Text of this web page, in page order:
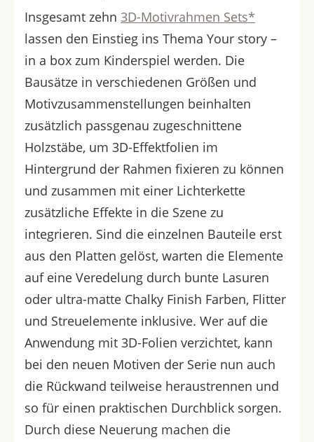
Insgesamt zehn 3D-Motivrahmen Sets*
lassen den Einstieg ins Thema Your story –
in a box zum Kinderspiel werden. Die
Bausätze in verschiedenen Größen und
Motivzusammenstellungen beinhalten
zusätzlich passgenau zugeschnittene
Holzstäbe, um 3D-Effektfolien im
Hintergrund der Rahmen fixieren zu können
und zusammen mit einer Lichterkette
zusätzliche Effekte in die Szene zu
integrieren. Sind die einzelnen Bauteile erst
aus den Platten gelöst, warten die Elemente
auf eine Veredelung durch bunte Lasuren
oder ultra-matte Chalky Finish Farben, Flitter
und Streuelemente inklusive. Wer auf die
Anwendung mit 3D-Folien verzichtet, kann
bei den neuen Motiven der Serie nun auch
die Rückwand teilweise heraustrennen und
so für einen praktischen Durchblick sorgen.
Durch diese Neuerung machen die